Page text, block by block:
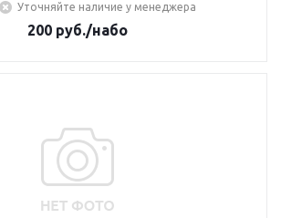
Уточняйте наличие у менеджера
200руб./набо